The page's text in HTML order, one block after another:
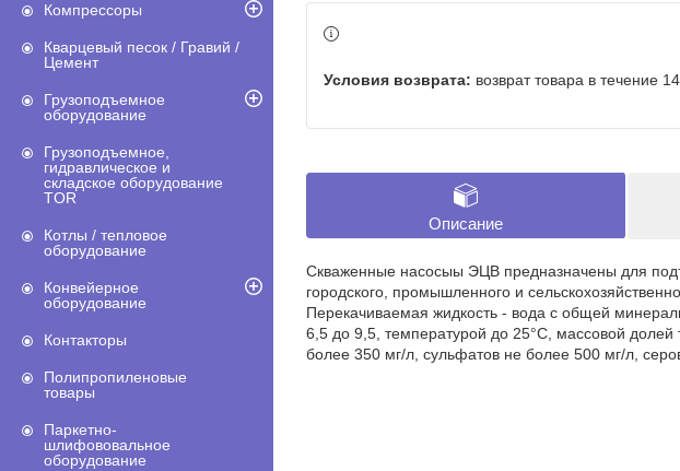
Компрессоры
Кварцевый песок / Гравий /
Цемент
Грузоподъемное
оборудование
Грузоподъемное,
гидравлическое и
складское оборудование
TOR
Котлы / тепловое
оборудование
Конвейерное
оборудование
Контакторы
Полипропиленовые
товары
Паркетно-
шлифововальное
оборудование
возврат товара в течение
Описание
Скваженные насосыы ЭЦВ предназначены для
городского, промышленного и
Перекачиваемая жидкость - вода с общей
6,5 до 9,5, температурой до 25°С, массовой
более 350 мг/л, сульфатов не более 500 мг/л,